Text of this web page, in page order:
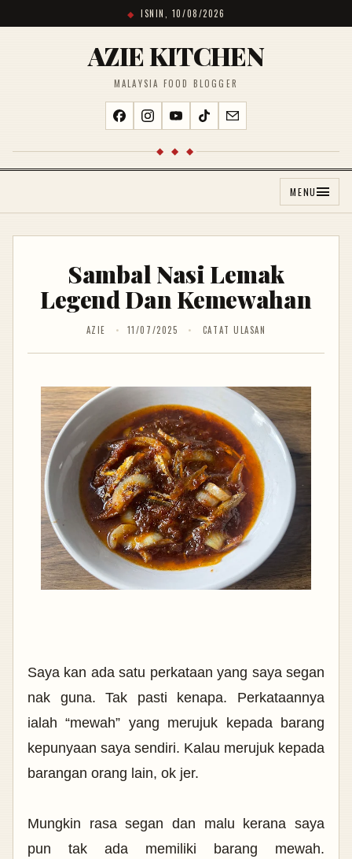
ISNIN, 10/08/2026
AZIE KITCHEN
MALAYSIA FOOD BLOGGER
◆ ◆ ◆
MENU
Sambal Nasi Lemak
Legend Dan Kemewahan
AZIE 11/07/2025 CATAT ULASAN
Saya kan ada satu perkataan yang saya segan
nak guna. Tak pasti kenapa. Perkataannya
ialah “mewah” yang merujuk kepada barang
kepunyaan saya sendiri. Kalau merujuk kepada
barangan orang lain, ok jer.
Mungkin rasa segan dan malu kerana saya
pun tak ada memiliki barang mewah.